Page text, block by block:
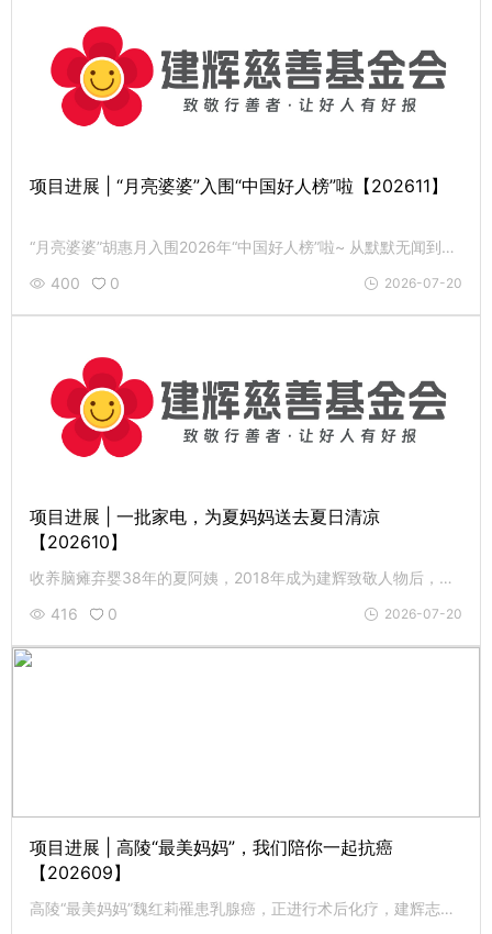
项目进展 | “月亮婆婆”入围“中国好人榜”啦【202611】
“月亮婆婆”胡惠月入围2026年“中国好人榜”啦~ 从默默无闻到美名远扬，胡奶奶的善行正在被越来越多人看见并致敬。
400
0 2026-07-20
项目进展 | 一批家电，为夏妈妈送去夏日清凉
【202610】
收养脑瘫弃婴38年的夏阿姨，2018年成为建辉致敬人物后，生活发生了显著改善，今年6月3日，她喜获一批新家电。
416
0 2026-07-20
项目进展 | 高陵“最美妈妈”，我们陪你一起抗癌
【202609】
高陵“最美妈妈”魏红莉罹患乳腺癌，正进行术后化疗，建辉志愿者特意到医院探望，为她加油打气。